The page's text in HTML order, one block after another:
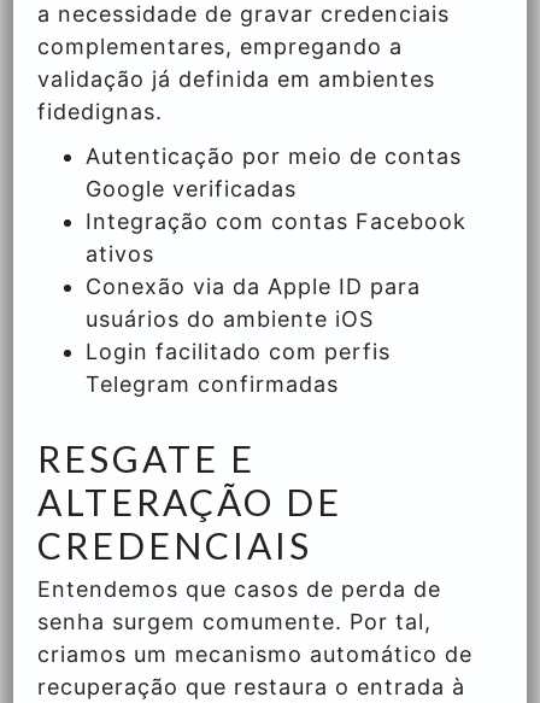
a necessidade de gravar credenciais
complementares, empregando a
validação já definida em ambientes
fidedignas.
Autenticação por meio de contas
Google verificadas
Integração com contas Facebook
ativos
Conexão via da Apple ID para
usuários do ambiente iOS
Login facilitado com perfis
Telegram confirmadas
RESGATE E
ALTERAÇÃO DE
CREDENCIAIS
Entendemos que casos de perda de
senha surgem comumente. Por tal,
criamos um mecanismo automático de
recuperação que restaura o entrada à